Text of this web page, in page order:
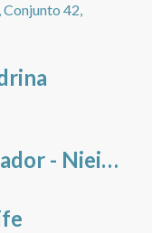
42,
Salvador - Nieissa dos Santos Pereira